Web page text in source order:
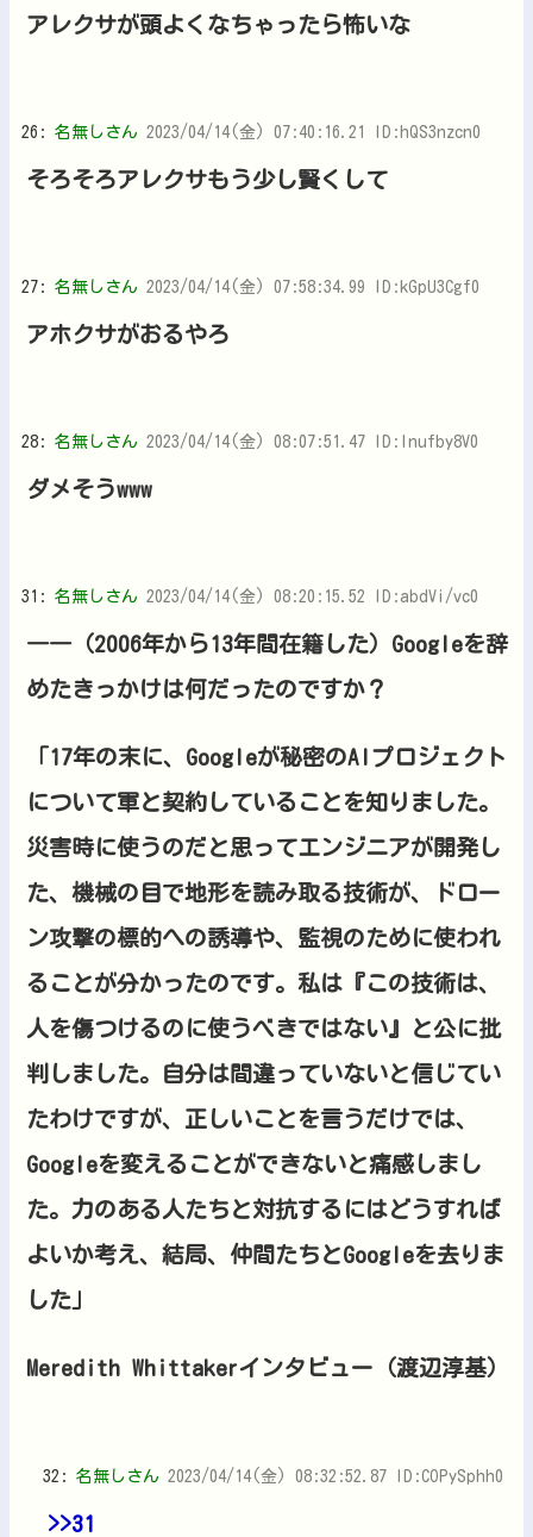
アレクサが頭よくなちゃったら怖いな
26: 名無しさん 2023/04/14(金) 07:40:16.21 ID:hQS3nzcn0
そろそろアレクサもう少し賢くして
27: 名無しさん 2023/04/14(金) 07:58:34.99 ID:kGpU3Cgf0
アホクサがおるやろ
28: 名無しさん 2023/04/14(金) 08:07:51.47 ID:lnufby8V0
ダメそうwww
31: 名無しさん 2023/04/14(金) 08:20:15.52 ID:abdVi/vc0
――（2006年から13年間在籍した）Googleを辞
めたきっかけは何だったのですか？
「17年の末に、Googleが秘密のAIプロジェクト
について軍と契約していることを知りました。
災害時に使うのだと思ってエンジニアが開発し
た、機械の目で地形を読み取る技術が、ドロー
ン攻撃の標的への誘導や、監視のために使われ
ることが分かったのです。私は『この技術は、
人を傷つけるのに使うべきではない』と公に批
判しました。自分は間違っていないと信じてい
たわけですが、正しいことを言うだけでは、
Googleを変えることができないと痛感しまし
た。力のある人たちと対抗するにはどうすれば
よいか考え、結局、仲間たちとGoogleを去りま
した」
Meredith Whittakerインタビュー（渡辺淳基）
32: 名無しさん 2023/04/14(金) 08:32:52.87 ID:COPySphh0
>>31